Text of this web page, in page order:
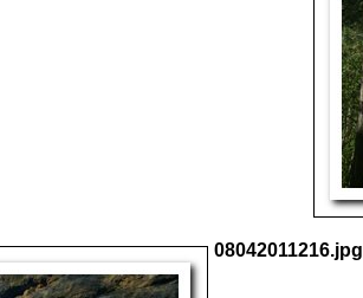
08042011216.jpg